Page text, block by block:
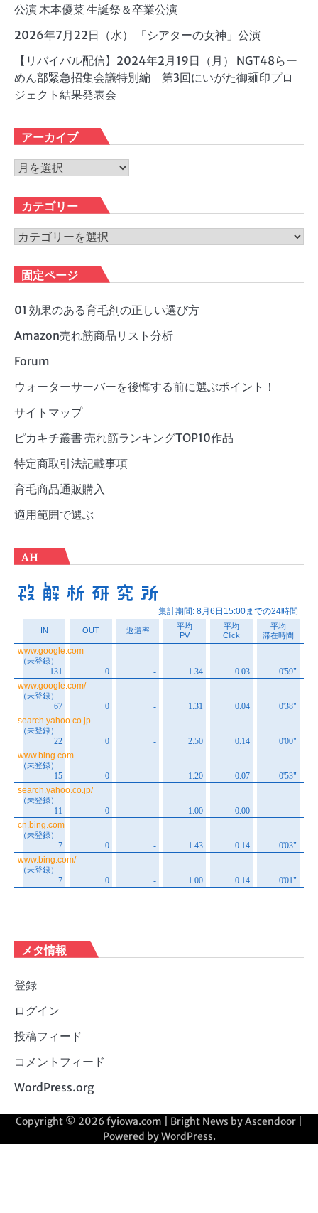
公演 木本優菜 生誕祭＆卒業公演
2026年7月22日（水） 「シアターの女神」公演
【リバイバル配信】2024年2月19日（月） NGT48らー
めん部緊急招集会議特別編 第3回にいがた御麺印プロ
ジェクト結果発表会
アーカイブ
ア
カ
イ
ブ
カテゴリー
カ
ゴ
リ
ー
固定ページ
01 効果のある育毛剤の正しい選び方
Amazon売れ筋商品リスト分析
Forum
ウォーターサーバーを後悔する前に選ぶポイント！
サイトマップ
ピカキチ叢書 売れ筋ランキングTOP10作品
特定商取引法記載事項
育毛商品通販購入
適用範囲で選ぶ
AH
メタ情報
登録
ログイン
投稿フィード
コメントフィード
WordPress.org
Copyright © 2026fyiowa.com | Bright News byAscendoor
Powered byWordPress.